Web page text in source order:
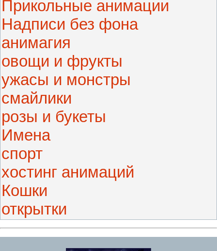
Прикольные анимации
Надписи без фона
анимагия
овощи и фрукты
ужасы и монстры
смайлики
розы и букеты
Имена
спорт
хостинг анимаций
Кошки
открытки